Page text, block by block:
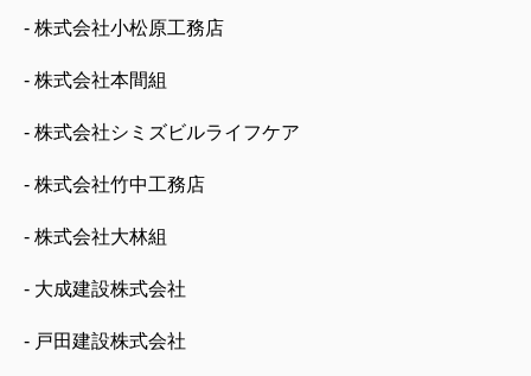
- 株式会社小松原工務店
- 株式会社本間組
- 株式会社シミズビルライフケア
- 株式会社竹中工務店
- 株式会社大林組
- 大成建設株式会社
- 戸田建設株式会社